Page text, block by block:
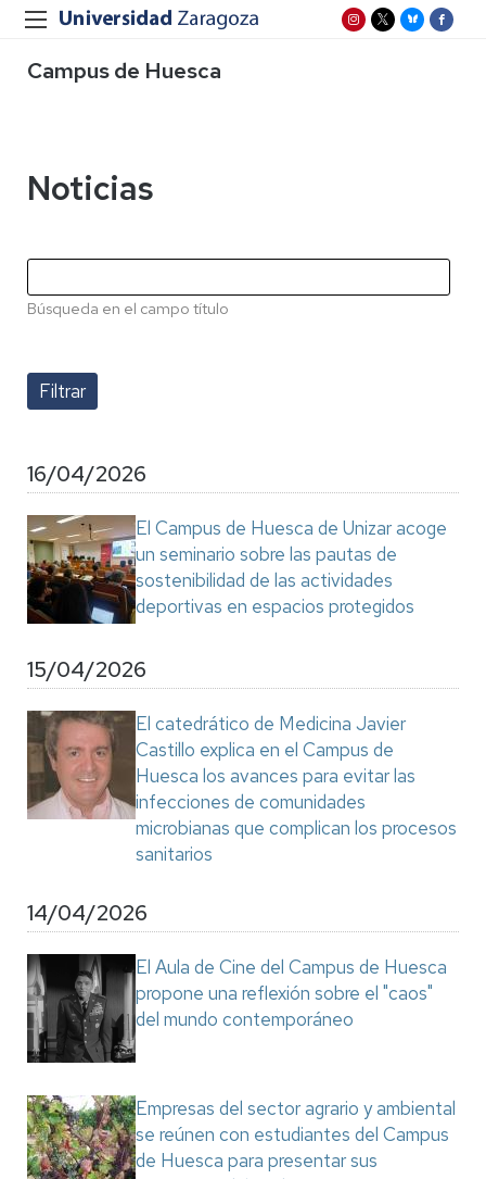
Campus de Huesca
Noticias
Búsqueda en el campo título
16/04/2026
El Campus de Huesca de Unizar acoge
un seminario sobre las pautas de
sostenibilidad de las actividades
deportivas en espacios protegidos
15/04/2026
El catedrático de Medicina Javier
Castillo explica en el Campus de
Huesca los avances para evitar las
infecciones de comunidades
microbianas que complican los procesos
sanitarios
14/04/2026
El Aula de Cine del Campus de Huesca
propone una reflexión sobre el "caos"
del mundo contemporáneo
Empresas del sector agrario y ambiental
se reúnen con estudiantes del Campus
de Huesca para presentar sus